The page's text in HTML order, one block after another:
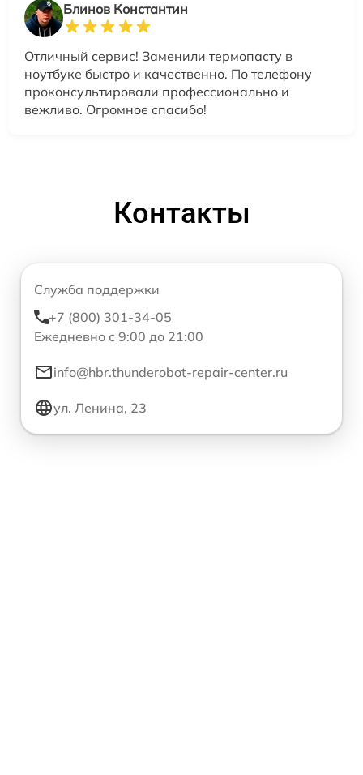
Блинов Константин
Отличный сервис! Заменили термопасту в
ноутбуке быстро и качественно. По телефону
проконсультировали профессионально и
вежливо. Огромное спасибо!
Контакты
Служба поддержки
+7 (800) 301-34-05
Ежедневно с 9:00 до 21:00
info@hbr.thunderobot-repair-center.ru
ул. Ленина, 23